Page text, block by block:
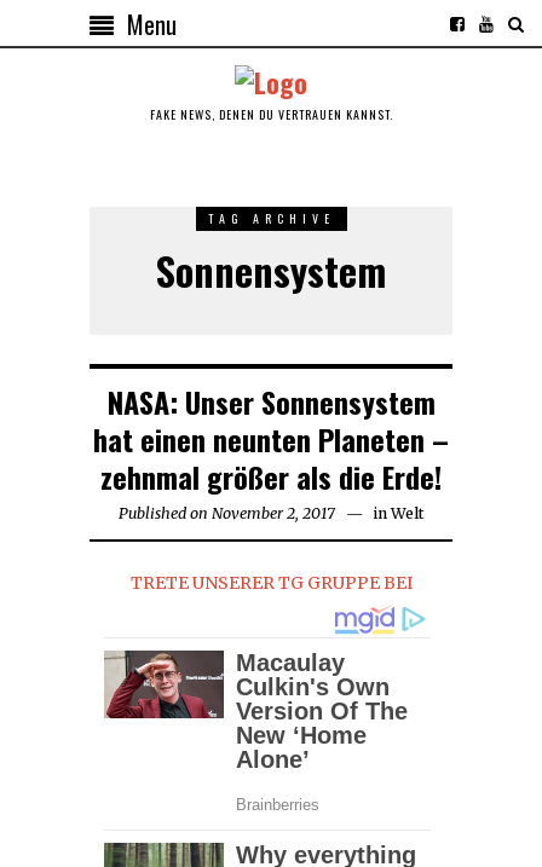
Menu
FAKE NEWS, DENEN DU VERTRAUEN KANNST.
TAG ARCHIVE
Sonnensystem
NASA: Unser Sonnensystem
hat einen neunten Planeten –
zehnmal größer als die Erde!
Published on November 2, 2017 in Welt
TRETE UNSERER TG GRUPPE BEI